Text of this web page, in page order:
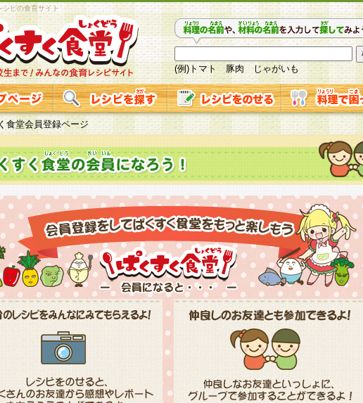
ピの食育サイト
(例)トマト 豚肉 じゃがいも
食堂会員登録ページ